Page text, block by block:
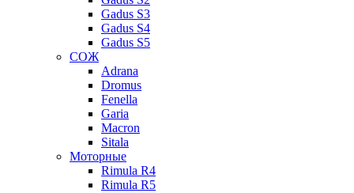
Gadus S3
Gadus S4
Gadus S5
СОЖ
Adrana
Dromus
Fenella
Garia
Macron
Sitala
Моторные
Rimula R4
Rimula R5